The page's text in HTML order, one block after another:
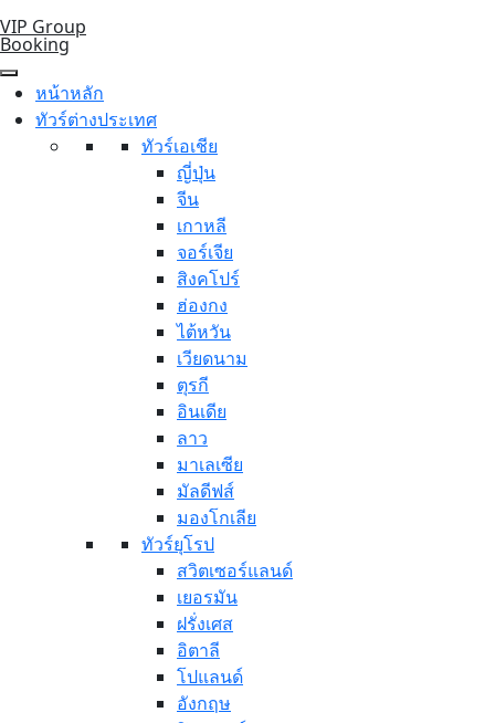
VIP Group
Booking
หน้าหลัก
ทัวร์ต่างประเทศ
ทัวร์เอเชีย
ญี่ปุ่น
จีน
เกาหลี
จอร์เจีย
สิงคโปร์
ฮ่องกง
ไต้หวัน
เวียดนาม
ตุรกี
อินเดีย
ลาว
มาเลเซีย
มัลดีฟส์
มองโกเลีย
ทัวร์ยุโรป
สวิตเซอร์แลนด์
เยอรมัน
ฝรั่งเศส
อิตาลี
โปแลนด์
อังกฤษ